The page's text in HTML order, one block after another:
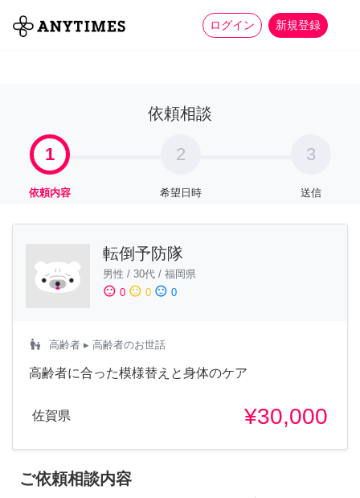
ログイン 新規登録
全て 家事 more_horiz
依頼相談
1
依頼内容
2
希望日時
3
送信
転倒予防隊
男性 / 30代 / 福岡県
sentiment_satisfied 0 sentiment_neutral 0 sentiment_dissatisfied 0
escalator_warning 高齢者 ▸ 高齢者のお世話
高齢者に合った模様替えと身体のケア
佐賀県 ¥30,000
ご依頼相談内容